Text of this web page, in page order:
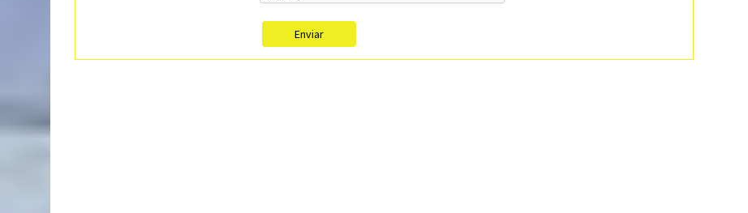
Enviar